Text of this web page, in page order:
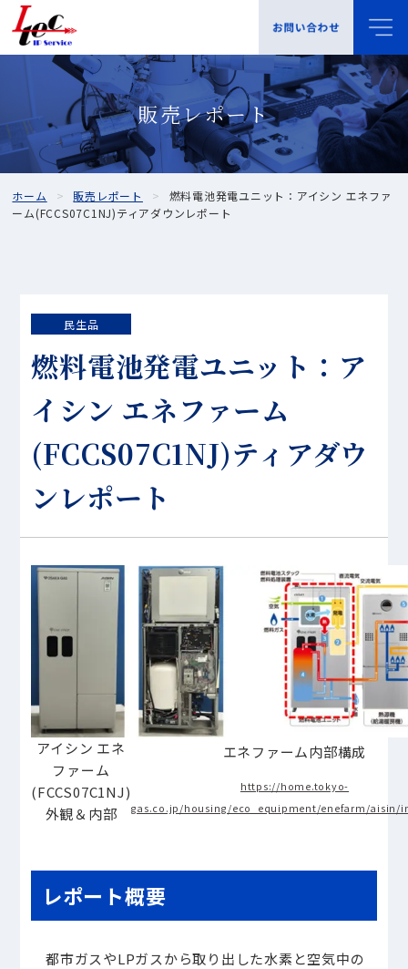
販売レポート
ホーム 販売レポート
燃料電池発電ユニット：アイシン エネファ
ーム(FCCS07C1NJ)ティアダウンレポート
民生品
燃料電池発電ユニット：ア
イシン エネファーム
(FCCS07C1NJ)ティアダウ
ンレポート
アイシン エネ
ファーム
(FCCS07C1NJ)
外観＆内部
エネファーム内部構成
https://home.tokyo-
gas.co.jp/housing/eco_equipment/enefarm/aisin/
レポート概要
都市ガスやLPガスから取り出した水素と空気中の